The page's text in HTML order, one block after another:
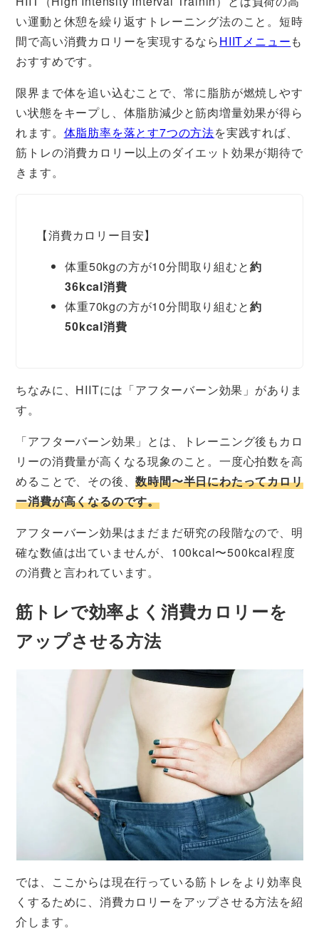
い運動と休憩を繰り返すトレーニング法のこと。短時
間で高い消費カロリーを実現するならHIITメニューも
おすすめです。
限界まで体を追い込むことで、常に脂肪が燃焼しやす
い状態をキープし、体脂肪減少と筋肉増量効果が得ら
れます。 体脂肪率を落とす7つの方法を実践すれば、
筋トレの消費カロリー以上のダイエット効果が期待で
きます。
【消費カロリー目安】
体重50kgの方が10分間取り組むと約
36kcal消費
体重70kgの方が10分間取り組むと約
50kcal消費
ちなみに、HIITには「アフターバーン効果」がありま
す。
「アフターバーン効果」とは、トレーニング後もカロ
リーの消費量が高くなる現象のこと。一度心拍数を高
めることで、その後、数時間〜半日にわたってカロリ
ー消費が高くなるのです。
アフターバーン効果はまだまだ研究の段階なので、明
確な数値は出ていませんが、100kcal〜500kcal程度
の消費と言われています。
筋トレで効率よく消費カロリーを
アップさせる方法
では、ここからは現在行っている筋トレをより効率良
くするために、消費カロリーをアップさせる方法を紹
介します。